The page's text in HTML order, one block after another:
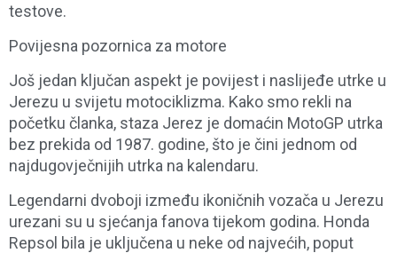
testove.
Povijesna pozornica za motore
Još jedan ključan aspekt je povijest i naslijeđe utrke u
Jerezu u svijetu motociklizma. Kako smo rekli na
početku članka, staza Jerez je domaćin MotoGP utrka
bez prekida od 1987. godine, što je čini jednom od
najdugovječnijih utrka na kalendaru.
Legendarni dvoboji između ikoničnih vozača u Jerezu
urezani su u sjećanja fanova tijekom godina. Honda
Repsol bila je uključena u neke od najvećih, poput